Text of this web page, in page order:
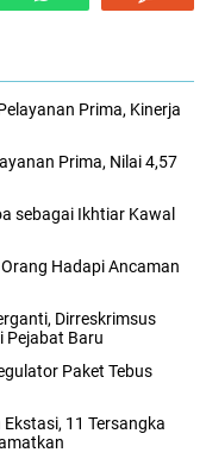
Prima, Kinerja
Prima, Nilai 4,57
sebagai Ikhtiar Kawal
Hadapi Ancaman
Dirreskrimsus
Pejabat Baru
Paket Tebus
11 Tersangka